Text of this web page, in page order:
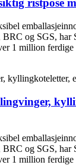
ristpose
og SGS,
1 million
og SGS,
1 million